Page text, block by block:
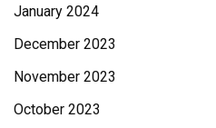
January 2024
December 2023
November 2023
October 2023